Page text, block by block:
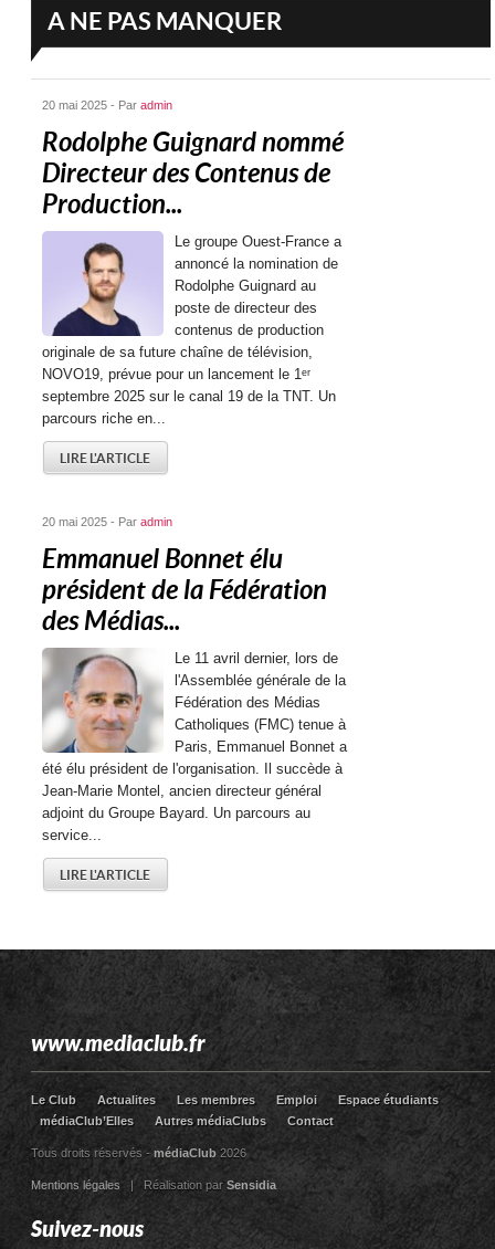
A NE PAS MANQUER
20 mai 2025 - Paradmin
Rodolphe Guignard nommé
Directeur des Contenus de
Production...
Le groupe Ouest-France a
annoncé la nomination de
Rodolphe Guignard au
poste de directeur des
contenus de production
originale de sa future chaîne de télévision,
NOVO19, prévue pour un lancement le 1ᵉʳ
septembre 2025 sur le canal 19 de la TNT. Un
parcours riche en...
LIRE L'ARTICLE
20 mai 2025 - Paradmin
Emmanuel Bonnet élu
président de la Fédération
des Médias...
Le 11 avril dernier, lors de
l'Assemblée générale de la
Fédération des Médias
Catholiques (FMC) tenue à
Paris, Emmanuel Bonnet a
été élu président de l'organisation. Il succède à
Jean-Marie Montel, ancien directeur général
adjoint du Groupe Bayard. Un parcours au
service...
LIRE L'ARTICLE
www.mediaclub.fr
Le Club Actualites Les membres Emploi
Espace étudiants
médiaClub’Elles
Autres médiaClubs Contact
Tous droits réservés -médiaClub 2026
Mentions légales| Réalisation parSensidia
Suivez-nous